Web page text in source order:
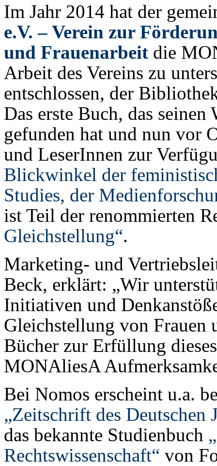
Im Jahr 2014 hat der
e.V. – Verein zur
und Frauenarbeit die
Arbeit des Vereins zu
entschlossen, der
Das erste Buch, das
gefunden hat und nun vor
und LeserInnen zur
Blickwinkel der
Studies, der
ist Teil der renommierten
Gleichstellung“.
Marketing- und
Beck, erklärt: „Wir
Initiativen und
Gleichstellung von Frauen
Bücher zur Erfüllung
MONAliesA
Bei Nomos erscheint u.a.
„Zeitschrift des Deutschen
das bekannte Studienbuch
Rechtswissenschaft“ von